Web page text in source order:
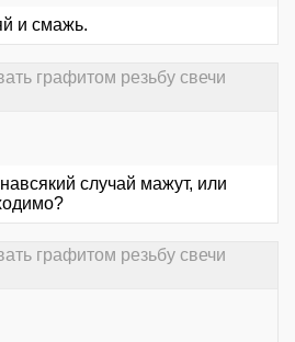
и смажь.
графитом резьбу свечи
случай мажут, или
графитом резьбу свечи